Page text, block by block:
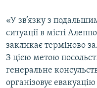
ДЕПОРТАЦІЯ
ВІДЕОУРОКИ «ELIFBE»
СВІДЧЕННЯ ОКУПАЦІЇ
УКРАЇНСЬКА ПРОБЛЕМА
ЯК ОБІЙТИ
Русский
Qırımtatar
«У зв’язку з
ситуації в місті
закликає терміново
З цією метою
генеральне
організовує